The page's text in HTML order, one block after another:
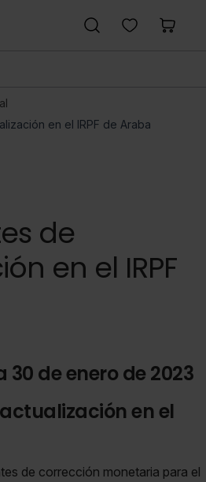
en el IRPF de Araba
de
en el IRPF
de enero de 2023
en el
de corrección monetaria para el